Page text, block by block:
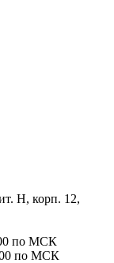
Н, корп. 12,
по МСК
по МСК